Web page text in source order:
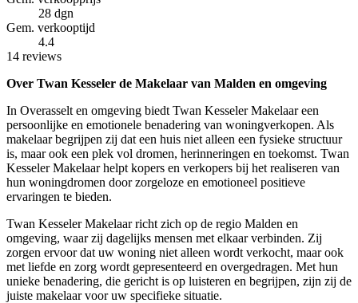
28 dgn
Gem. verkooptijd
4.4
14 reviews
Over Twan Kesseler de Makelaar van Malden en omgeving
In Overasselt en omgeving biedt Twan Kesseler Makelaar een
persoonlijke en emotionele benadering van woningverkopen. Als
makelaar begrijpen zij dat een huis niet alleen een fysieke structuur
is, maar ook een plek vol dromen, herinneringen en toekomst. Twan
Kesseler Makelaar helpt kopers en verkopers bij het realiseren van
hun woningdromen door zorgeloze en emotioneel positieve
ervaringen te bieden.
Twan Kesseler Makelaar richt zich op de regio Malden en
omgeving, waar zij dagelijks mensen met elkaar verbinden. Zij
zorgen ervoor dat uw woning niet alleen wordt verkocht, maar ook
met liefde en zorg wordt gepresenteerd en overgedragen. Met hun
unieke benadering, die gericht is op luisteren en begrijpen, zijn zij de
juiste makelaar voor uw specifieke situatie.